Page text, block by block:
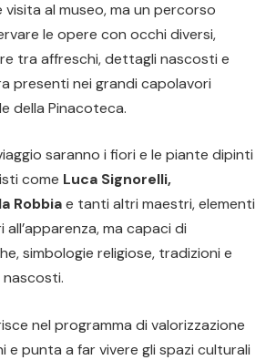
visita al museo, ma un percorso
le opere con occhi diversi,
tra affreschi, dettagli nascosti e
presenti nei grandi capolavori
della Pinacoteca.
saranno i fiori e le piante dipinti
come Luca Signorelli,
Robbiae tanti altri maestri, elementi
ma capaci di
simbologie religiose, tradizioni e
nel programma di valorizzazione
e punta a far vivere gli spazi culturali